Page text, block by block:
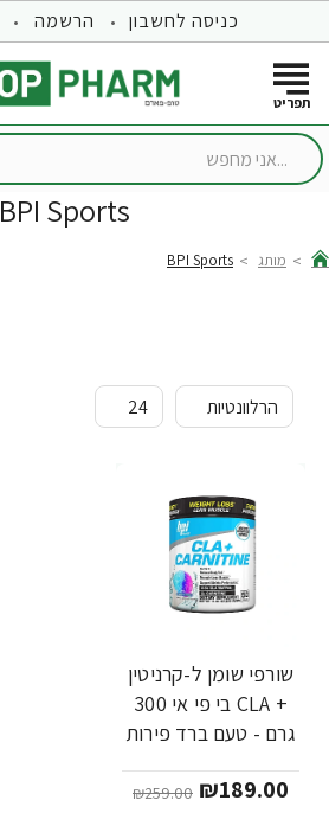
כניסה לחשבון הרשמה
...אני
BPI Sports
מותג BPI Sports
-27%
שורפי שומן ל-קרניטין
+ CLA בי פי אי 300
גרם - טעם ברד פירות
₪189.00
₪259.00